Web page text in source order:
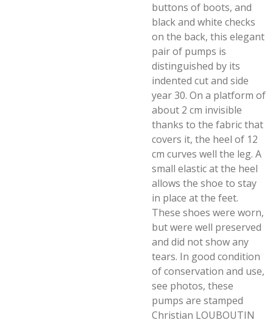
buttons of boots, and
black and white checks
on the back, this elegant
pair of pumps is
distinguished by its
indented cut and side
year 30. On a platform of
about 2 cm invisible
thanks to the fabric that
covers it, the heel of 12
cm curves well the leg. A
small elastic at the heel
allows the shoe to stay
in place at the feet.
These shoes were worn,
but were well preserved
and did not show any
tears. In good condition
of conservation and use,
see photos, these
pumps are stamped
Christian LOUBOUTIN